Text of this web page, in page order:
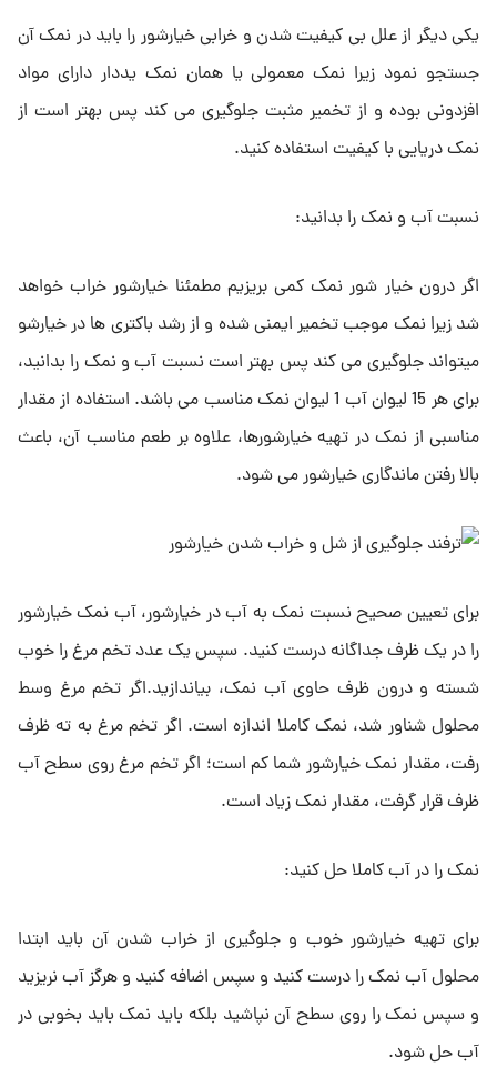
یکی دیگر از علل بی کیفیت شدن و خرابی خیارشور را باید در نمک آن
جستجو نمود زیرا نمک معمولی یا همان نمک یددار دارای مواد
افزدونی بوده و از تخمیر مثبت جلوگیری می کند پس بهتر است از
نمک دریایی با کیفیت استفاده کنید.
نسبت آب و نمک را بدانید:
اگر درون خیار شور نمک کمی بریزیم مطمئنا خیارشور خراب خواهد
شد زیرا نمک موجب تخمیر ایمنی شده و از رشد باکتری ها در خیارشو
میتواند جلوگیری می کند پس بهتر است نسبت آب و نمک را بدانید،
برای هر 15 لیوان آب 1 لیوان نمک مناسب می باشد. استفاده از مقدار
مناسبی از نمک در تهیه خیارشورها، علاوه بر طعم مناسب آن، باعث
بالا رفتن ماندگاری خیارشور می شود.
برای تعیین صحیح نسبت نمک به آب در خیارشور، آب نمک خیارشور
را در یک ظرف جداگانه درست کنید. سپس یک عدد تخم مرغ را خوب
شسته و درون ظرف حاوی آب نمک، بیاندازید.اگر تخم مرغ وسط
محلول شناور شد، نمک کاملا اندازه است. اگر تخم مرغ به ته ظرف
رفت، مقدار نمک خیارشور شما کم است؛ اگر تخم مرغ روی سطح آب
ظرف قرار گرفت، مقدار نمک زیاد است.
نمک را در آب کاملا حل کنید:
برای تهیه خیارشور خوب و جلوگیری از خراب شدن آن باید ابتدا
محلول آب نمک را درست کنید و سپس اضافه کنید و هرگز آب نریزید
و سپس نمک را روی سطح آن نپاشید بلکه باید نمک باید بخوبی در
آب حل شود.